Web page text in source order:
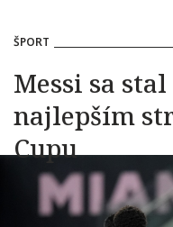
ŠPORT